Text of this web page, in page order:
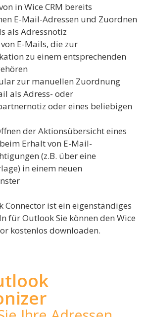
in Wice CRM bereits
E-Mail-Adressen und Zuordnen
als Adressnotiz
E-Mails, die zur
zu einem entsprechenden
zur manuellen Zuordnung
als Adress- oder
oder eines beliebigen
der Aktionsübersicht eines
Erhalt von E-Mail-
(z.B. über eine
in einem neuen
Connector ist ein eigenständiges
für Outlook Sie können den Wice
kostenlos downloaden.